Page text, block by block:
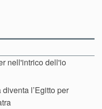
nell'intrico dell'io
l’Egitto per